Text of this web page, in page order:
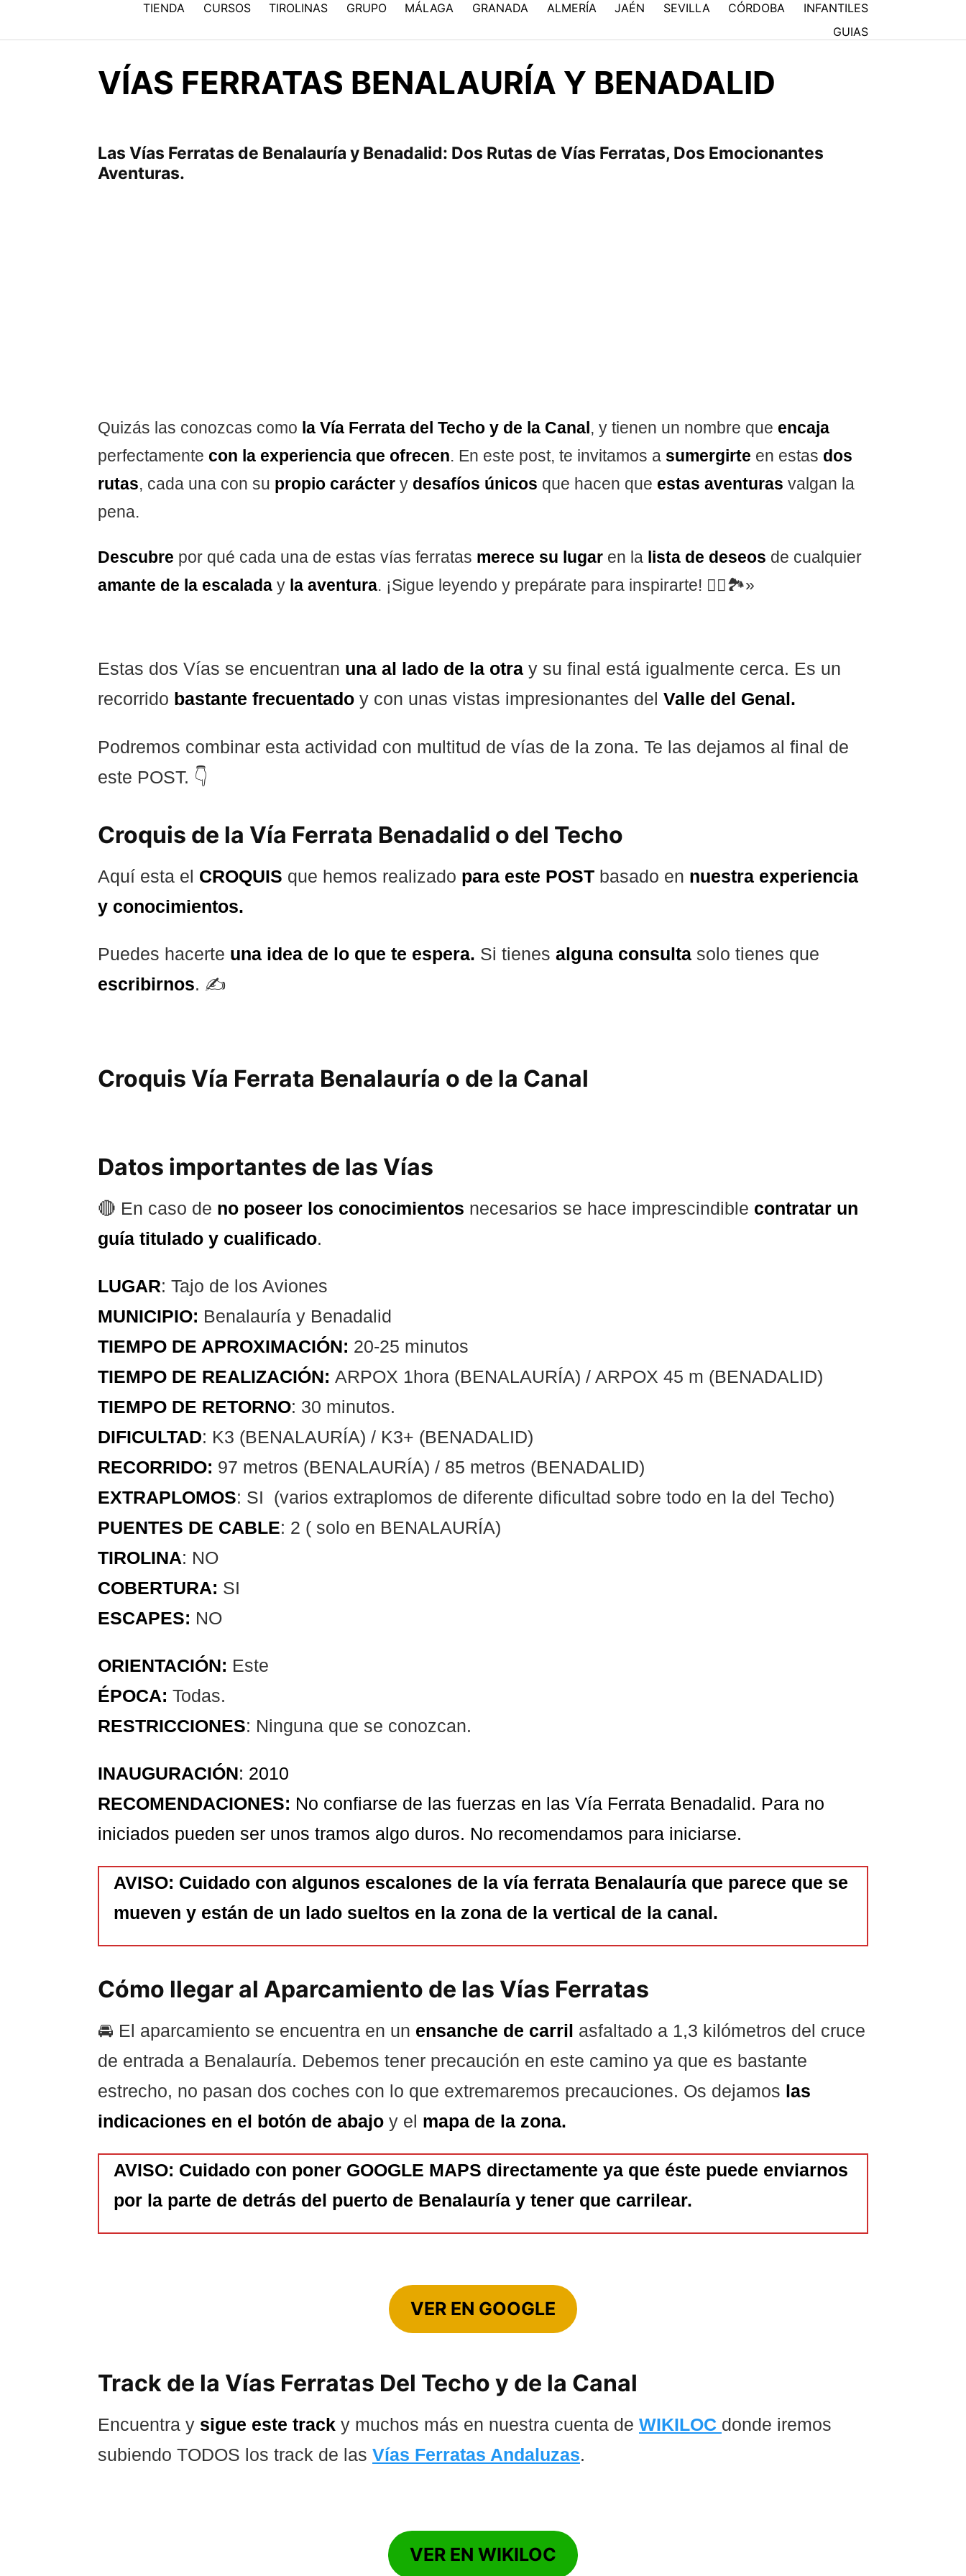
TIENDA CURSOS TIROLINAS GRUPO MÁLAGA GRANADA ALMERÍA JAÉN SEVILLA CÓRDOBA
INFANTILES
GUIAS
VÍAS FERRATAS BENALAURÍA Y BENADALID
Las Vías Ferratas de Benalauría y Benadalid: Dos Rutas de Vías Ferratas, Dos Emocionantes
Aventuras.
Quizás las conozcas como la Vía Ferrata del Techo y de la Canal, y tienen un nombre que encaja
perfectamente con la experiencia que ofrecen. En este post, te invitamos a sumergirte en estas dos
rutas, cada una con su propio carácter y desafíos únicos que hacen que estas aventuras valgan la
pena.
Descubre por qué cada una de estas vías ferratas merece su lugar en la lista de deseos de cualquier
amante de la escalada y la aventura. ¡Sigue leyendo y prepárate para inspirarte! 🧗‍♂️🏞️»
Estas dos Vías se encuentran una al lado de la otra y su final está igualmente cerca. Es un
recorrido bastante frecuentado y con unas vistas impresionantes del Valle del Genal.
Podremos combinar esta actividad con multitud de vías de la zona. Te las dejamos al final de
este POST. 👇
Croquis de la Vía Ferrata Benadalid o del Techo
Aquí esta el CROQUIS que hemos realizado para este POST basado en nuestra experiencia
y conocimientos.
Puedes hacerte una idea de lo que te espera. Si tienes alguna consulta solo tienes que
escribirnos. ✍️
Croquis Vía Ferrata Benalauría o de la Canal
Datos importantes de las Vías
🔴 En caso de no poseer los conocimientos necesarios se hace imprescindible contratar un
guía titulado y cualificado.
LUGAR: Tajo de los Aviones
MUNICIPIO: Benalauría y Benadalid
TIEMPO DE APROXIMACIÓN: 20-25 minutos
TIEMPO DE REALIZACIÓN: ARPOX 1hora (BENALAURÍA) / ARPOX 45 m (BENADALID)
TIEMPO DE RETORNO: 30 minutos.
DIFICULTAD: K3 (BENALAURÍA) / K3+ (BENADALID)
RECORRIDO: 97 metros (BENALAURÍA) / 85 metros (BENADALID)
EXTRAPLOMOS: SI (varios extraplomos de diferente dificultad sobre todo en la del Techo)
PUENTES DE CABLE: 2 ( solo en BENALAURÍA)
TIROLINA: NO
COBERTURA: SI
ESCAPES: NO
ORIENTACIÓN: Este
ÉPOCA: Todas.
RESTRICCIONES: Ninguna que se conozcan.
INAUGURACIÓN: 2010
RECOMENDACIONES: No confiarse de las fuerzas en las Vía Ferrata Benadalid. Para no
iniciados pueden ser unos tramos algo duros. No recomendamos para iniciarse.
AVISO: Cuidado con algunos escalones de la vía ferrata Benalauría que parece que se
mueven y están de un lado sueltos en la zona de la vertical de la canal.
Cómo llegar al Aparcamiento de las Vías Ferratas
🚘 El aparcamiento se encuentra en un ensanche de carril asfaltado a 1,3 kilómetros del cruce
de entrada a Benalauría. Debemos tener precaución en este camino ya que es bastante
estrecho, no pasan dos coches con lo que extremaremos precauciones. Os dejamos las
indicaciones en el botón de abajo y el mapa de la zona.
AVISO: Cuidado con poner GOOGLE MAPS directamente ya que éste puede enviarnos
por la parte de detrás del puerto de Benalauría y tener que carrilear.
VER EN GOOGLE
Track de la Vías Ferratas Del Techo y de la Canal
Encuentra y sigue este track y muchos más en nuestra cuenta de WIKILOC donde iremos
subiendo TODOS los track de las Vías Ferratas Andaluzas.
VER EN WIKILOC